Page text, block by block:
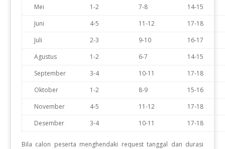
Mei
1-2 7-8
14-15
Juni
4-5 11-12
17-18
Juli
2-3 9-10
16-17
Agustus
1-2 6-7
14-15
September
3-4 10-11
17-18
Oktober
1-2 8-9
15-16
November
4-5 11-12
17-18
Desember
3-4 10-11 17-18
Bila calon peserta menghendaki request tanggal dan durasi